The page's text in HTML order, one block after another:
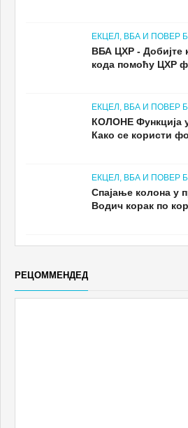
ЕКЦЕЛ, ВБА И ПОВЕР
ВБА ЦХР - Добијте
кода помоћу ЦХР
ЕКЦЕЛ, ВБА И ПОВЕР
КОЛОНЕ Функција
Како се користи
ЕКЦЕЛ, ВБА И ПОВЕР
Спајање колона у
Водич корак по
РЕЦОММЕНДЕД